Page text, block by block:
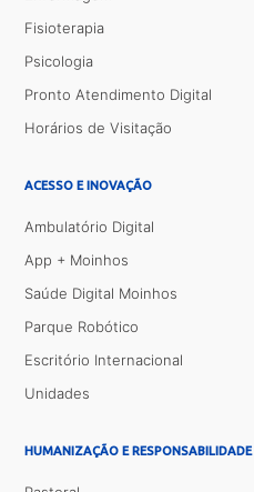
Fisioterapia
Psicologia
Pronto Atendimento Digital
Horários de Visitação
ACESSO E INOVAÇÃO
Ambulatório Digital
App + Moinhos
Saúde Digital Moinhos
Parque Robótico
Escritório Internacional
Unidades
HUMANIZAÇÃO E RESPONSABILIDADE